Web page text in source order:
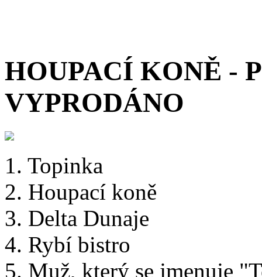
HOUPACÍ KONĚ -
VYPRODÁNO
1. Topinka
2. Houpací koně
3. Delta Dunaje
4. Rybí bistro
5. Muž, který se jmenuje